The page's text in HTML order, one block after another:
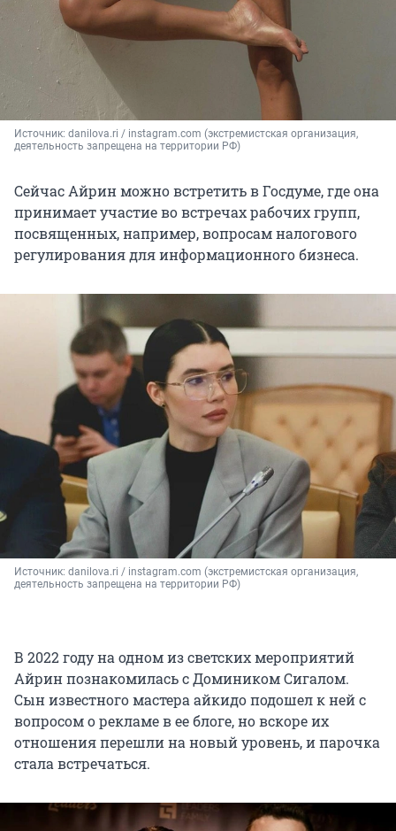
Источник: danilova.ri / instagram.com (экстремистская организация,
деятельность запрещена на территории РФ)
Сейчас Айрин можно встретить в Госдуме, где она
принимает участие во встречах рабочих групп,
посвященных, например, вопросам налогового
регулирования для информационного бизнеса.
Источник: danilova.ri / instagram.com (экстремистская организация,
деятельность запрещена на территории РФ)
В 2022 году на одном из светских мероприятий
Айрин познакомилась с Домиником Сигалом.
Сын известного мастера айкидо подошел к ней с
вопросом о рекламе в ее блоге, но вскоре их
отношения перешли на новый уровень, и парочка
стала встречаться.